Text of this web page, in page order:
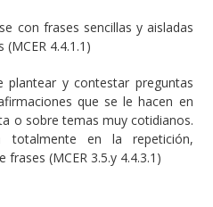
con frases sencillas y aisladas
(MCER 4.4.1.1)
y contestar preguntas
que se le hacen en
o sobre temas muy cotidianos.
totalmente en la repetición,
(MCER 3.5.y 4.4.3.1)